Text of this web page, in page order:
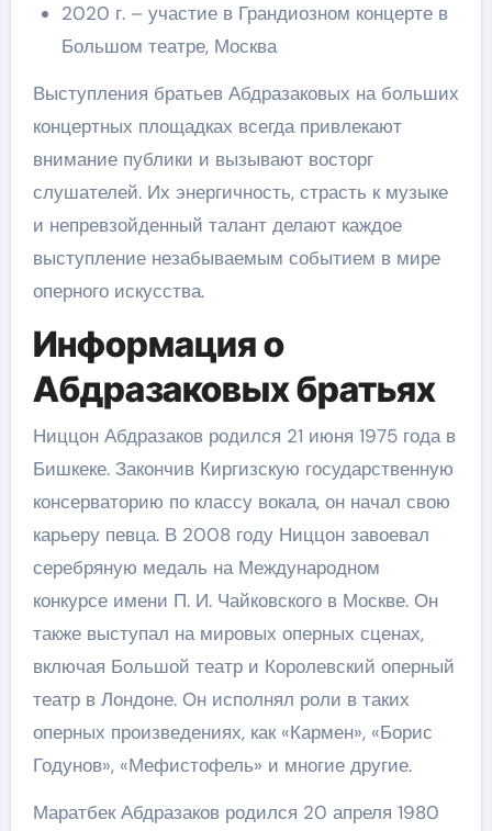
2020 г. – участие в Грандиозном концерте в
Большом театре, Москва
Выступления братьев Абдразаковых на больших
концертных площадках всегда привлекают
внимание публики и вызывают восторг
слушателей. Их энергичность, страсть к музыке
и непревзойденный талант делают каждое
выступление незабываемым событием в мире
оперного искусства.
Информация о
Абдразаковых братьях
Ниццон Абдразаков родился 21 июня 1975 года в
Бишкеке. Закончив Киргизскую государственную
консерваторию по классу вокала, он начал свою
карьеру певца. В 2008 году Ниццон завоевал
серебряную медаль на Международном
конкурсе имени П. И. Чайковского в Москве. Он
также выступал на мировых оперных сценах,
включая Большой театр и Королевский оперный
театр в Лондоне. Он исполнял роли в таких
оперных произведениях, как «Кармен», «Борис
Годунов», «Мефистофель» и многие другие.
Маратбек Абдразаков родился 20 апреля 1980